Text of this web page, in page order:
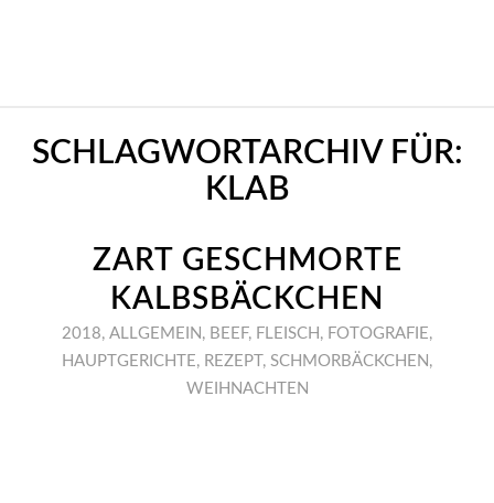
SCHLAGWORTARCHIV FÜR:
KLAB
ZART GESCHMORTE
KALBSBÄCKCHEN
2018, ALLGEMEIN , BEEF, FLEISCH , FOTOGRAFIE,
HAUPTGERICHTE, REZEPT , SCHMORBÄCKCHEN ,
WEIHNACHTEN